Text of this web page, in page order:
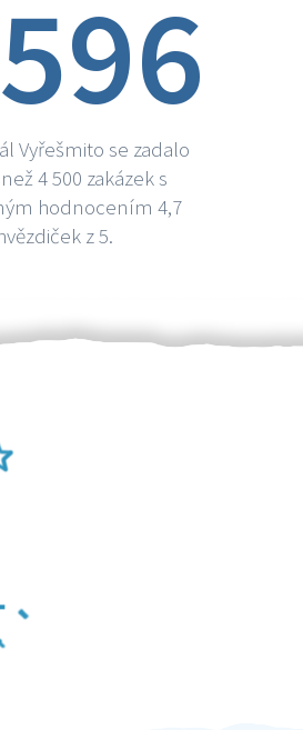
Vyřešmito se zadalo
4 500 zakázek s
hodnocením 4,7
z 5.